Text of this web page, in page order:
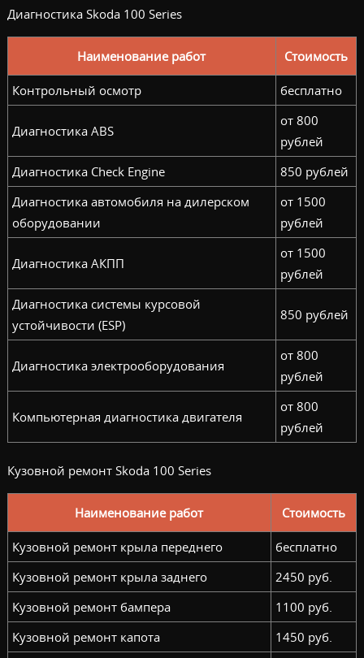
Диагностика Skoda 100 Series
Наименование работ Стоимость
Контрольный осмотр бесплатно
Диагностика ABS
от 800
рублей
Диагностика Check Engine
850 рублей
Диагностика автомобиля на дилерском
оборудовании
от 1500
рублей
Диагностика АКПП
от 1500
рублей
Диагностика системы курсовой
устойчивости (ESP)
850 рублей
Диагностика электрооборудования
от 800
рублей
Компьютерная диагностика двигателя
от 800
рублей
Кузовной ремонт Skoda 100 Series
Наименование работ Стоимость
Кузовной ремонт крыла переднего
бесплатно
Кузовной ремонт крыла заднего
2450 руб.
Кузовной ремонт бампера
1100 руб.
Кузовной ремонт капота
1450 руб.